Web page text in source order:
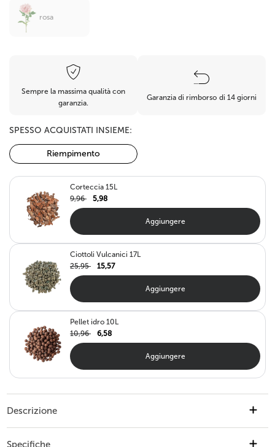
rosa
Sempre la massima qualità con
garanzia.
Garanzia di rimborso di 14 giorni
SPESSO ACQUISTATI INSIEME:
Riempimento
Corteccia 15L
9,96
5,98
Aggiungere
Ciottoli Vulcanici 17L
25,95
15,57
Aggiungere
Pellet idro 10L
10,96
6,58
Aggiungere
Descrizione
dei nostri Finti Georgine Real Touch, un'aggiunta perfetta per qualsiasi
Specifiche